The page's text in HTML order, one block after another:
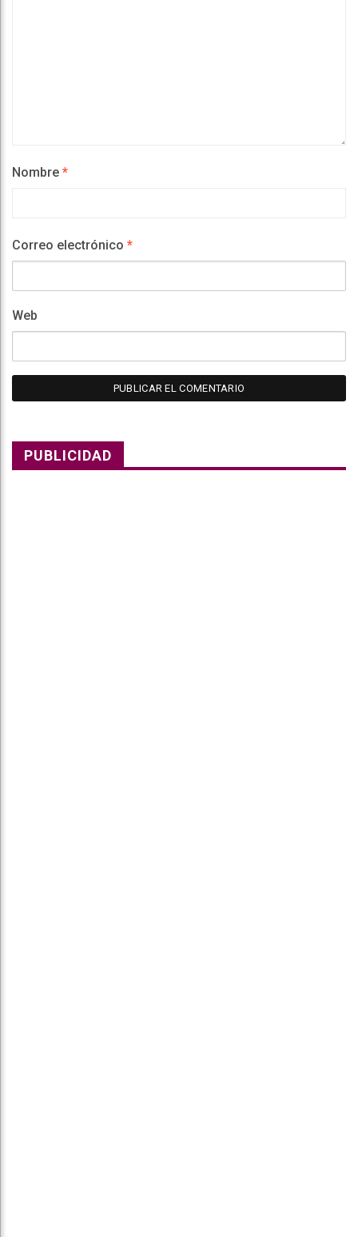
Nombre *
Correo electrónico *
Web
PUBLICIDAD